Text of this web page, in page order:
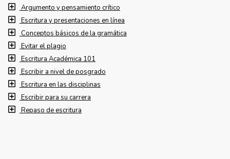
Argumento y pensamiento crítico
Escritura y presentaciones en línea
Conceptos básicos de la gramática
Evitar el plagio
Escritura Académica 101
Escribir a nivel de posgrado
Escritura en las disciplinas
Escribir para su carrera
Repaso de escritura